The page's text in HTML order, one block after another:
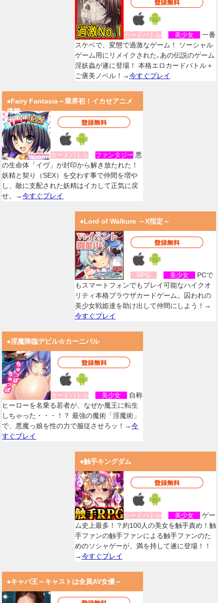
カードバトル 美少女
一番
スケベで、変態で過激なゲーム！ ソーシャル
ゲーム用にリメイクされた､あの伝説のゲーム
淫妖蟲が遂に登場！ 本格エロカードバトル＋
ご褒美ノベル！→今すぐプレイ
●Fairy Fantasia～業界初！イカせアニメ
搭載
カードバトル ファンタジー 悪
の生命体「イヴ」が封印から解き放たれた！
妖精と契り（SEX）を交わす事で仲間を増や
し、敵に支配された妖精はイカして正気に戻
せ。→今すぐプレイ
●Lord of Walkure ～X指定～
RPG 美少女
PCで
もスマートフォンでもプレイ可能なハイクオ
リティ本格ブラウザカードゲーム。囚われの
美少女戦姫達を助け出して仲間にしよう！→
今すぐプレイ
●淫魔降臨デビル☆カーニバル
カードバトル 美少女
自称
ヒーローを名乗る若者が、なぜか魔王に転生
しちゃった・・・！？ 最強の魔術「淫魔術」
で、悪魔っ娘を性の力で服従させろッ！→今
すぐプレイ
●触手キングダム
カードバトル 美少女
ゲー
ム史上最多！？約100人の美女を触手責め！触
手ファンの触手ファンによる触手ファンのた
めのソシャゲーが、満を持して遂に登場！！
→今すぐプレイ
●キャバ王～キャストは全員AV女優～